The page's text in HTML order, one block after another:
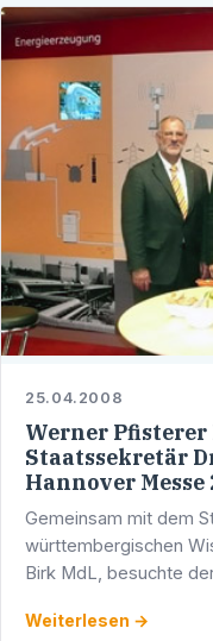
25.04.2008
Werner Pfisterer
Staatssekretär
Hannover Messe
Gemeinsam mit dem
württembergischen
Birk MdL, besuchte
als Mitglied des …
Weiterlesen →